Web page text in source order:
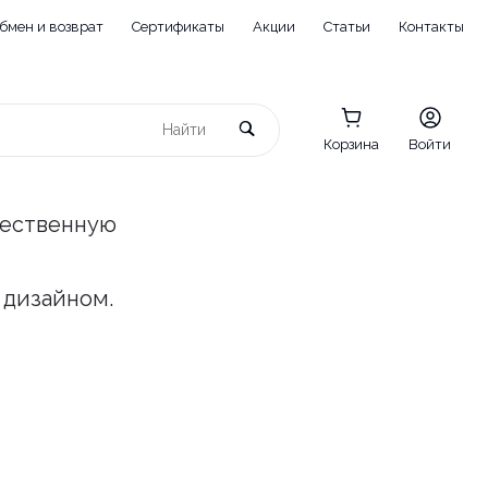
и возврат Сертификаты Акции Статьи Контакты
Корзина Войти